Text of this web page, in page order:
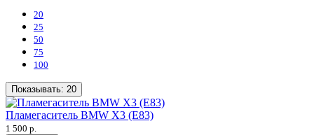
20
25
50
75
100
Показывать: 20
Пламегаситель BMW X3 (E83)
1 500 р.